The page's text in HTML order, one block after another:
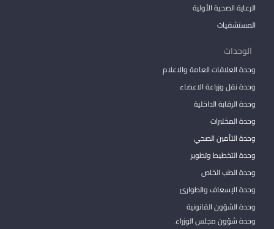
الرعاية الصحية الأولية
المستشفيات
الوحدات
وحدة العلاقات العامة والاعلام
وحدة نقل وزراعة الاعضاء
وحدة الرقابة الداخلية
وحدة المختبرات
وحدة التأمين الصحي
وحدة التخطيط وتطوير
وحدة الطب الخاص
وحدة الإسعاف والطوارئ
وحدة الشؤون القانونية
وحدة شؤون مجلس الوزراء